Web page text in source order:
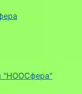
"НООСфера"